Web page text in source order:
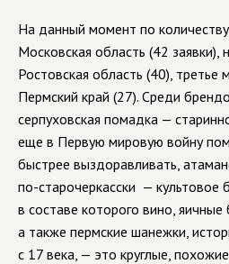
На данный момент по
Московская область (42
Ростовская область (40), третье
Пермский край (27). Среди
серпуховская помадка —
еще в Первую мировую войну
быстрее выздоравливать,
по-старочеркасски — культовое
в составе которого вино, яичные
а также пермские шанежки,
с 17 века, — это круглые,